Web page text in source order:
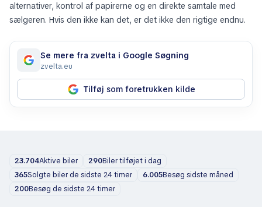
alternativer, kontrol af papirerne og en direkte samtale med
sælgeren. Hvis den ikke kan det, er det ikke den rigtige endnu.
Se mere fra zvelta i Google Søgning
zvelta.eu
Tilføj som foretrukken kilde
23.704Aktive biler 290Biler tilføjet i dag
365Solgte biler de sidste 24 timer 6.005Besøg sidste måned
200Besøg de sidste 24 timer